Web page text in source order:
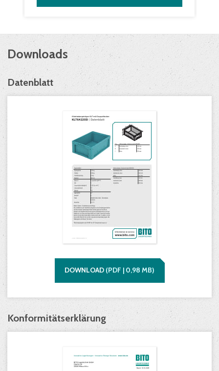
Downloads
Datenblatt
DOWNLOAD (PDF | 0,98 MB)
Konformitätserklärung